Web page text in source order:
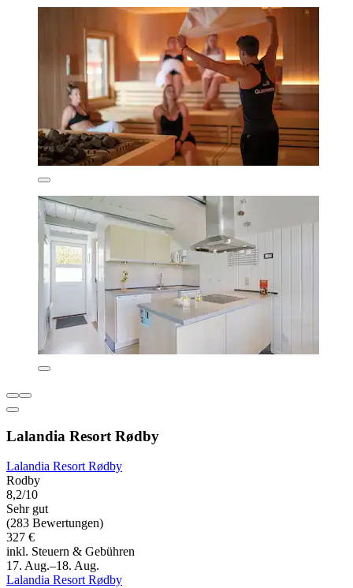
Lalandia Resort Rødby
Lalandia Resort Rødby
Rodby
8,2/10
Sehr gut
(283 Bewertungen)
327 €
inkl. Steuern & Gebühren
17. Aug.–18. Aug.
Lalandia Resort Rødby